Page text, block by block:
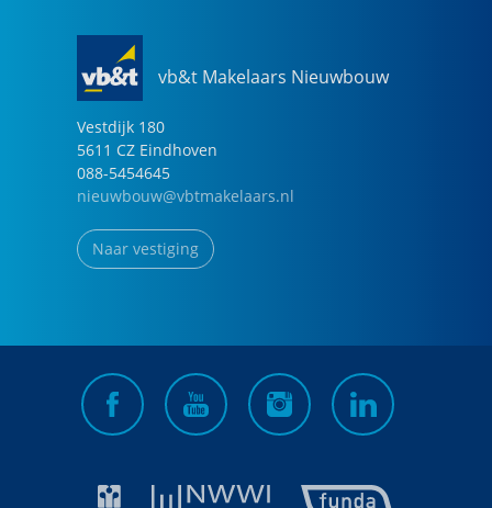
vb&t Makelaars Nieuwbouw
Vestdijk 180
5611 CZ Eindhoven
088-5454645
nieuwbouw@vbtmakelaars.nl
Naar vestiging